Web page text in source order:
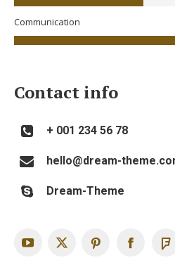
Communication
Contact info
+ 001 234 56 78
hello@dream-
Dream-Theme
YouTube
X Pinterest